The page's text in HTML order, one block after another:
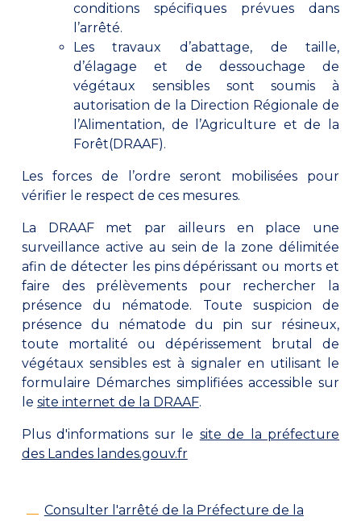
conditions spécifiques prévues dans
l’arrêté.
Les travaux d’abattage, de taille,
d’élagage et de dessouchage de
végétaux sensibles sont soumis à
autorisation de la Direction Régionale de
l’Alimentation, de l’Agriculture et de la
Forêt(DRAAF).
Les forces de l’ordre seront mobilisées pour
vérifier le respect de ces mesures.
La DRAAF met par ailleurs en place une
surveillance active au sein de la zone délimitée
afin de détecter les pins dépérissant ou morts et
faire des prélèvements pour rechercher la
présence du nématode. Toute suspicion de
présence du nématode du pin sur résineux,
toute mortalité ou dépérissement brutal de
végétaux sensibles est à signaler en utilisant le
formulaire Démarches simplifiées accessible sur
le site internet de la DRAAF.
Plus d'informations sur le site de la préfecture
des Landes landes.gouv.fr
Consulter l'arrêté de la Préfecture de la